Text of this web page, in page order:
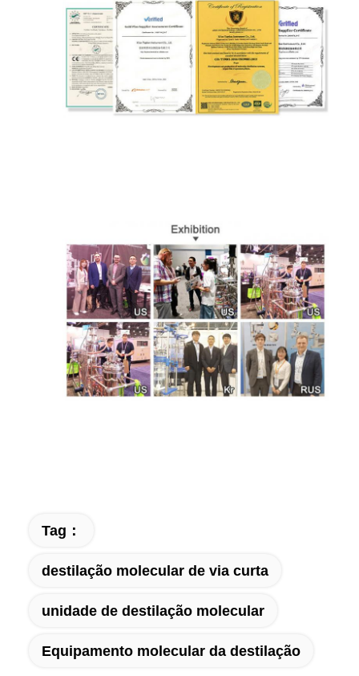
Tag：
destilação molecular de via curta
unidade de destilação molecular
Equipamento molecular da destilação